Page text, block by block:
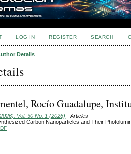
LOG IN REGISTER SEARCH
Details
Rocío Guadalupe,
Vol. 30 No. 1 (2026) - Articles
Carbon Nanoparticles and Their